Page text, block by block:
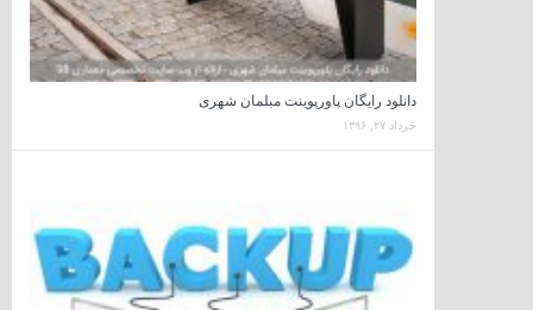
دانلود رایگان پاورپوینت مبلمان شهری
خرداد ۲۷, ۱۳۹۶